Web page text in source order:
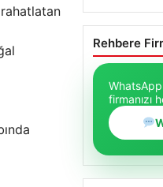
Rehbere
firmanızı